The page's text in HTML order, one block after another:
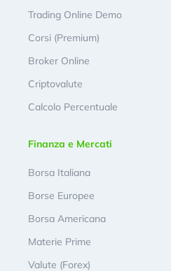
Trading Online Demo
Corsi (Premium)
Broker Online
Criptovalute
Calcolo Percentuale
Finanza e Mercati
Borsa Italiana
Borse Europee
Borsa Americana
Materie Prime
Valute (Forex)